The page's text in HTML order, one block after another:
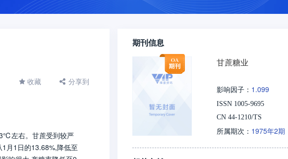
收藏 分享到
左右。甘蔗受到较严
月1日的13.68%,降低至
期刊信息
甘蔗糖业
影响因子： 1.099
ISSN 1005-9695
CN 44-1210/TS
所属期次： 1975年2期